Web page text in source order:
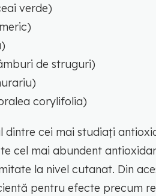
verde)
de struguri)
corylifolia)
dintre cei mai studiați
cel mai abundent
la nivel cutanat. Din
pentru efecte precum